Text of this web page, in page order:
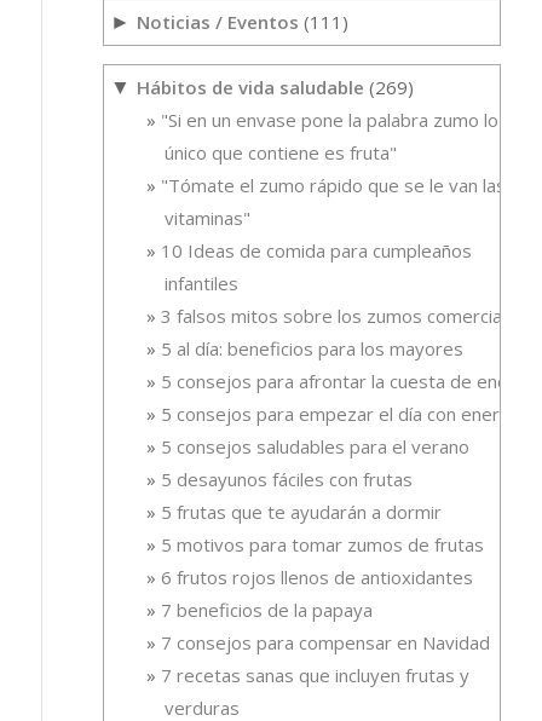
► Noticias / Eventos (111)
▼ Hábitos de vida saludable (269)
"Si en un envase pone la palabra zumo lo
único que contiene es fruta"
"Tómate el zumo rápido que se le van las
vitaminas"
10 Ideas de comida para cumpleaños
infantiles
3 falsos mitos sobre los zumos comerciales
5 al día: beneficios para los mayores
5 consejos para afrontar la cuesta de enero
5 consejos para empezar el día con energía
5 consejos saludables para el verano
5 desayunos fáciles con frutas
5 frutas que te ayudarán a dormir
5 motivos para tomar zumos de frutas
6 frutos rojos llenos de antioxidantes
7 beneficios de la papaya
7 consejos para compensar en Navidad
7 recetas sanas que incluyen frutas y
verduras